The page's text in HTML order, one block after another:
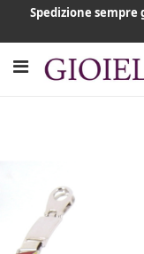
Spedizione sempre